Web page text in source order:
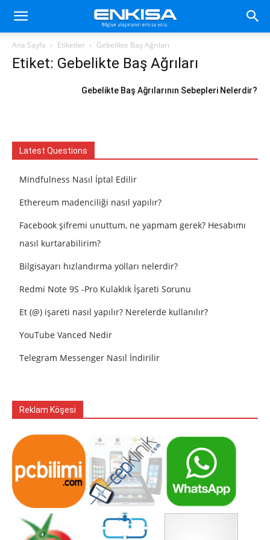
Ana Sayfa Etiketler Gebelikte Baş Ağrıları
Etiket: Gebelikte Baş Ağrıları
Gebelikte Baş Ağrılarının Sebepleri Nelerdir?
Latest Questions
Mindfulness Nasıl İptal Edilir
Ethereum madenciliği nasıl yapılır?
Facebook şifremi unuttum, ne yapmam gerek? Hesabımı
nasıl kurtarabilirim?
Bilgisayarı hızlandırma yolları nelerdir?
Redmi Note 9S -Pro Kulaklık İşareti Sorunu
Et (@) işareti nasıl yapılır? Nerelerde kullanılır?
YouTube Vanced Nedir
Telegram Messenger Nasıl İndirilir
Reklam Köşesi